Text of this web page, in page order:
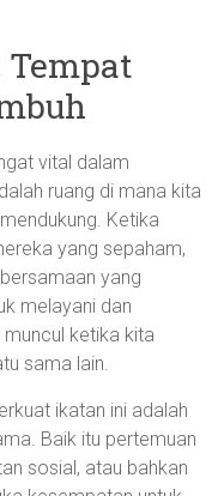
vital dalam
ruang di mana kita
Ketika
yang sepaham,
yang
melayani dan
ketika kita
sama lain.
ikatan ini adalah
Baik itu pertemuan
sosial, atau bahkan